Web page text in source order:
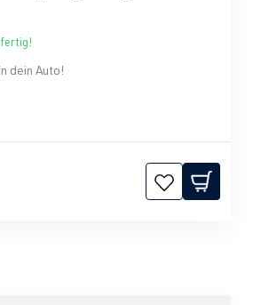
dein Auto!